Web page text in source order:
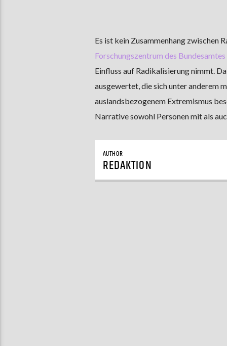
Es ist kein Zusammenhang zwischen
Forschungszentrum des
Einfluss auf Radikalisierung nimmt.
ausgewertet, die sich unter anderem
auslandsbezogenem Extremismus
Narrative sowohl Personen mit als
AUTHOR
REDAKTION